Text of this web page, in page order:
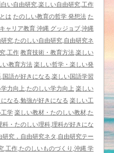
い自由研究,楽しい自由研究,工作
は たのしい教育の哲学 発想法 た
キャリア教育 沖縄 グッジョブ,沖縄
究,たのしい自由研究,自由研究ネ
,工作 教育技術・教育方法,楽しい
い教育方法 楽しい哲学・楽しい発
語が好きになる,楽しい国語学習
力向上,たのしい学力向上 楽しい
なる,勉強が好きになる 楽しい工
学 楽しい教材・たのしい教材,た
科・たのしい理科,理科が好きにな
究，自由研究ネタ,自由研究テー
,工作,たのしいものづくり,沖縄 学